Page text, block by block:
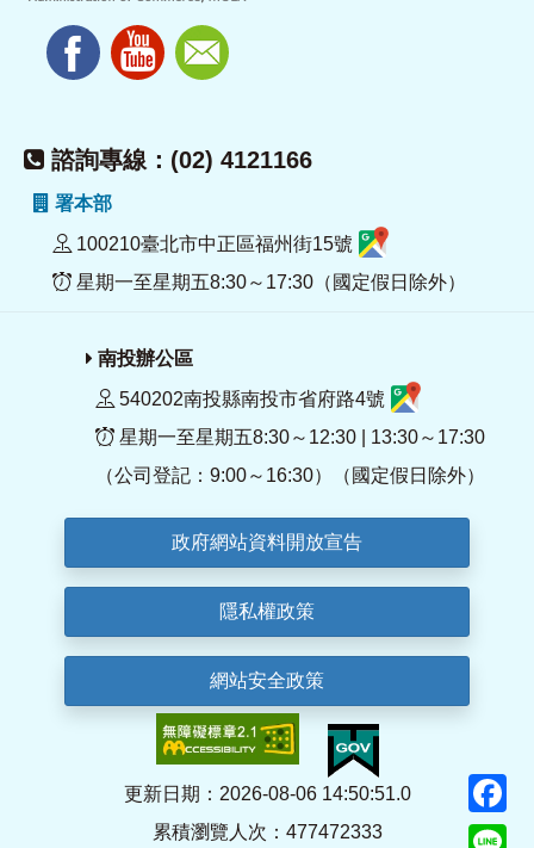
諮詢專線：(02) 4121166
署本部
100210臺北市中正區福州街15號
星期一至星期五8:30～17:30（國定假日除外）
南投辦公區
540202南投縣南投市省府路4號
星期一至星期五8:30～12:30 | 13:30～17:30
（公司登記：9:00～16:30）（國定假日除外）
政府網站資料開放宣告
隱私權政策
網站安全政策
更新日期：2026-08-06 14:50:51.0
累積瀏覽人次：477472333